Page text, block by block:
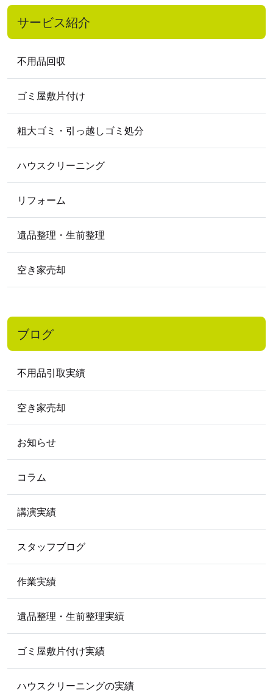
2022年5月 2022年3月
2022年2月
2022年1月
2021年
2020年5月
2020年4月
2019年
2019年12月 2019年11月
2019年9月
2019年8月
2018年
2018年11月 2018年10月 2018年2月
2017年
2017年7月
2017年1月
2016年
2016年11月
2016年2月
2015年
2015年2月
2012年
2012年5月
2009 年
2009年5月
サービス紹介
不用品回収
ゴミ屋敷片付け
粗大ゴミ・引っ越しゴミ処分
ハウスクリーニング
リフォーム
遺品整理・生前整理
空き家売却
ブログ
不用品引取実績
空き家売却
お知らせ
コラム
講演実績
スタッフブログ
作業実績
遺品整理・生前整理実績
ゴミ屋敷片付け実績
ハウスクリーニングの実績